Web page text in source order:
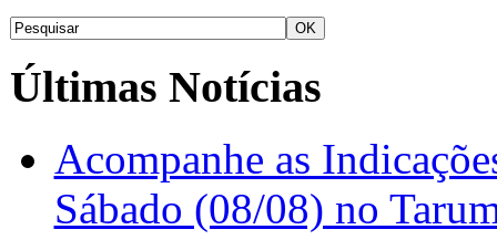
Últimas Notícias
Acompanhe as
Sábado (08/08) no